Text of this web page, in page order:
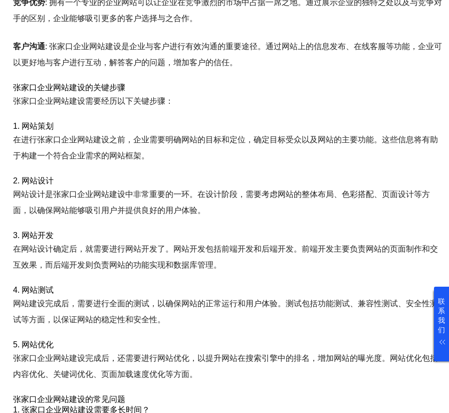
联
系
我
们
竞争优势: 拥有一个专业的企业网站可以让企业在竞争激烈的市场中占据一席之地。通过展示企业的独特之处以及与竞争对
手的区别，企业能够吸引更多的客户选择与之合作。
客户沟通: 张家口企业网站建设是企业与客户进行有效沟通的重要途径。通过网站上的信息发布、在线客服等功能，企业可
以更好地与客户进行互动，解答客户的问题，增加客户的信任。
张家口企业网站建设的关键步骤
张家口企业网站建设需要经历以下关键步骤：
1. 网站策划
在进行张家口企业网站建设之前，企业需要明确网站的目标和定位，确定目标受众以及网站的主要功能。这些信息将有助
于构建一个符合企业需求的网站框架。
2. 网站设计
网站设计是张家口企业网站建设中非常重要的一环。在设计阶段，需要考虑网站的整体布局、色彩搭配、页面设计等方
面，以确保网站能够吸引用户并提供良好的用户体验。
3. 网站开发
在网站设计确定后，就需要进行网站开发了。网站开发包括前端开发和后端开发。前端开发主要负责网站的页面制作和交
互效果，而后端开发则负责网站的功能实现和数据库管理。
4. 网站测试
网站建设完成后，需要进行全面的测试，以确保网站的正常运行和用户体验。测试包括功能测试、兼容性测试、安全性测
试等方面，以保证网站的稳定性和安全性。
5. 网站优化
张家口企业网站建设完成后，还需要进行网站优化，以提升网站在搜索引擎中的排名，增加网站的曝光度。网站优化包括
内容优化、关键词优化、页面加载速度优化等方面。
张家口企业网站建设的常见问题
1. 张家口企业网站建设需要多长时间？